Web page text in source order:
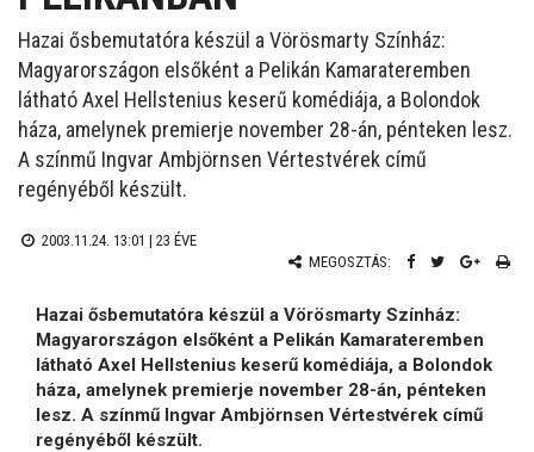
Hazai ősbemutatóra készül a Vörösmarty Színház:
Magyarországon elsőként a Pelikán Kamarateremben
látható Axel Hellstenius keserű komédiája, a Bolondok
háza, amelynek premierje november 28-án, pénteken lesz.
A színmű Ingvar Ambjörnsen Vértestvérek című
regényéből készült.
2003.11.24. 13:01 | 23 ÉVE
MEGOSZTÁS:
Hazai ősbemutatóra készül a Vörösmarty Színház:
Magyarországon elsőként a Pelikán Kamarateremben
látható Axel Hellstenius keserű komédiája, a Bolondok
háza, amelynek premierje november 28-án, pénteken
lesz. A színmű Ingvar Ambjörnsen Vértestvérek című
regényéből készült.